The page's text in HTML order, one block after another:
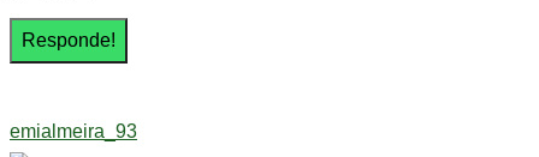
emialmeira_93